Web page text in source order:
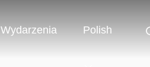
Wydarzenia Polish